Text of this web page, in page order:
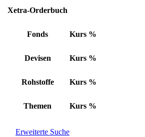
Xetra-Orderbuch
Fonds Kurs %
Devisen Kurs %
Rohstoffe Kurs %
Themen Kurs %
Erweiterte Suche